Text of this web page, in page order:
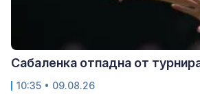
Сабаленка отпадна от
10:35 • 09.08.26